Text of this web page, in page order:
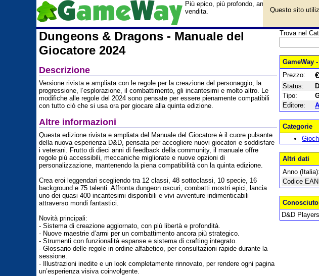
Più epico, più profondo, ancora compatibile.
vendita.
Dungeons & Dragons - Manuale del
Giocatore 2024
Descrizione
Versione rivista e ampliata con le regole per la creazione del personaggio, la
progressione, l’esplorazione, il combattimento, gli incantesimi e molto altro. Le
modifiche alle regole del 2024 sono pensate per essere pienamente compatibili
con tutto ciò che si usa ora per giocare alla quinta edizione.
Altre informazioni
Questa edizione rivista e ampliata del Manuale del Giocatore è il cuore pulsante
della nuova esperienza D&D, pensata per accogliere nuovi giocatori e soddisfare
i veterani. Frutto di dieci anni di feedback della community, il manuale offre
regole più accessibili, meccaniche migliorate e nuove opzioni di
personalizzazione, mantenendo la piena compatibilità con la quinta edizione.
Crea eroi leggendari scegliendo tra 12 classi, 48 sottoclassi, 10 specie, 16
background e 75 talenti. Affronta dungeon oscuri, combatti mostri epici, lancia
uno dei quasi 400 incantesimi disponibili e vivi avventure indimenticabili
attraverso mondi fantastici.
Novità principali:
- Sistema di creazione aggiornato, con più libertà e profondità.
- Nuove maestrie d’armi per un combattimento ancora più strategico.
- Strumenti con funzionalità espanse e sistema di crafting integrato.
- Glossario delle regole in ordine alfabetico, per consultazioni rapide durante la
sessione.
- Illustrazioni inedite e un look completamente rinnovato, per rendere ogni pagina
un’esperienza visiva coinvolgente.
Trova nel
GameWay -
Prezzo:
Status:
Tipo:
Editore:
Categorie
Altri dati
Anno (Italia):
Codice
D&D
Questo sito